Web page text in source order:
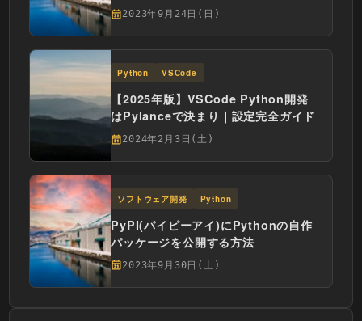
2023年9月24日(日)
Python VSCode
【2025年版】VSCode Python開発
はPylanceで決まり｜設定完全ガイド
2024年2月3日(土)
ソフトウェア開発 Python
PyPI(パイピーアイ)にPythonの自作
パッケージを公開する方法
2023年9月30日(土)